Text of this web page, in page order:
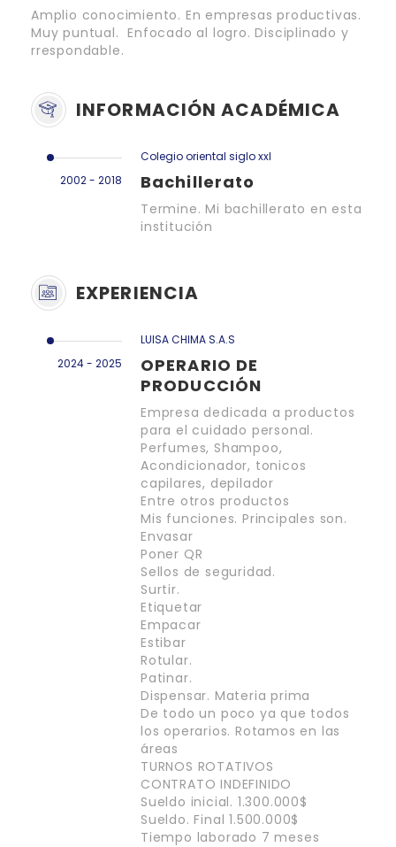
Amplio conocimiento. En empresas productivas.
Muy puntual. Enfocado al logro. Disciplinado y
rrespondable.
INFORMACIÓN ACADÉMICA
2002 - 2018
Colegio oriental siglo xxl
Bachillerato
Termine. Mi bachillerato en esta
institución
EXPERIENCIA
2024 - 2025
LUISA CHIMA S.A.S
OPERARIO DE
PRODUCCIÓN
Empresa dedicada a productos
para el cuidado personal.
Perfumes, Shampoo,
Acondicionador, tonicos
capilares, depilador
Entre otros productos
Mis funciones. Principales son.
Envasar
Poner QR
Sellos de seguridad.
Surtir.
Etiquetar
Empacar
Estibar
Rotular.
Patinar.
Dispensar. Materia prima
De todo un poco ya que todos
los operarios. Rotamos en las
áreas
TURNOS ROTATIVOS
CONTRATO INDEFINIDO
Sueldo inicial. 1.300.000$
Sueldo. Final 1.500.000$
Tiempo laborado 7 meses